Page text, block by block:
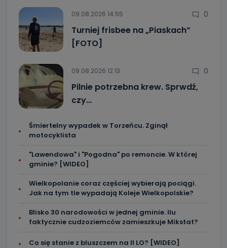
09.08.2026 14:55 0
Turniej frisbee na „Piaskach”
[FOTO]
09.08.2026 12:13 0
Pilnie potrzebna krew. Sprwdź,
czy…
Śmiertelny wypadek w Torzeńcu. Zginął
motocyklista
"Lawendowa" i "Pogodna" po remoncie. W której
gminie? [WIDEO]
Wielkopolanie coraz częściej wybierają pociągi.
Jak na tym tle wypadają Koleje Wielkopolskie?
Blisko 30 narodowości w jednej gminie. Ilu
faktycznie cudzoziemców zamieszkuje Mikstat?
Co się stanie z bluszczem na II LO? [WIDEO]